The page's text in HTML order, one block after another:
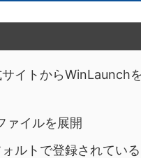
イトからWinLaunch
ァイルを展開
ルトで登録されてい